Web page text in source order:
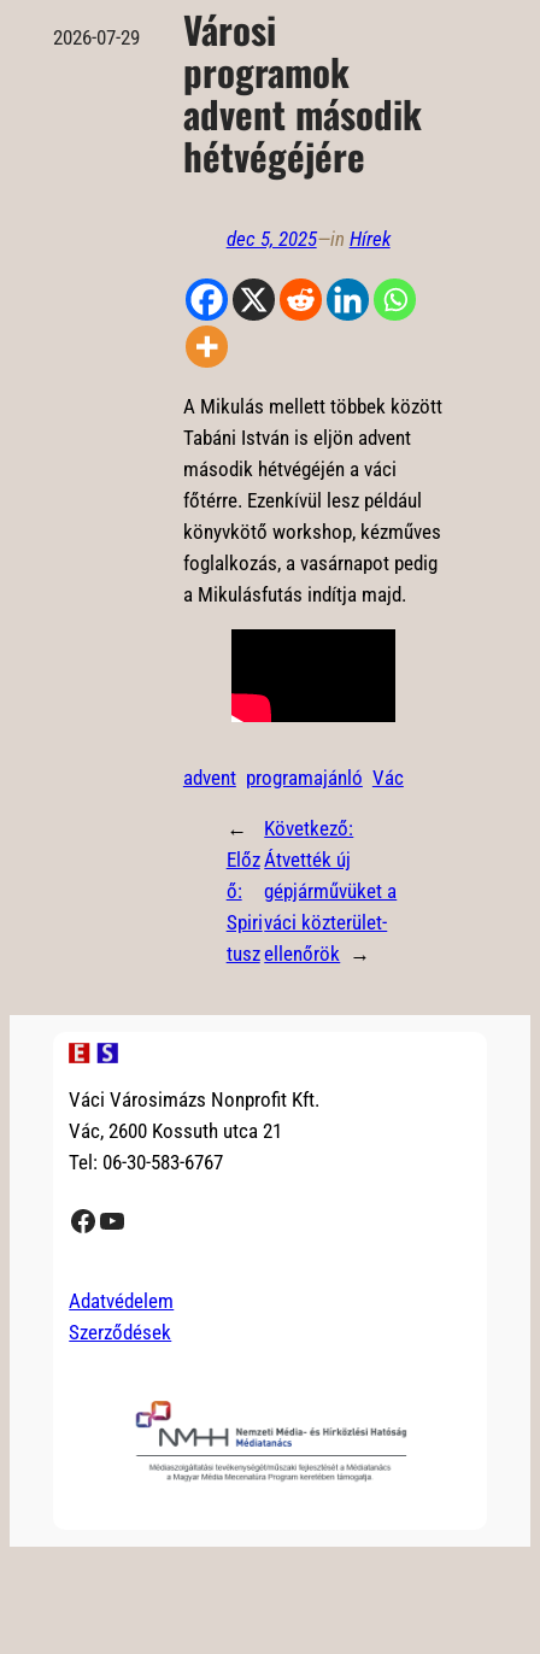
2026-07-29 Városi
programok
advent második
hétvégéjére
dec 5, 2025—in Hírek
A Mikulás mellett többek között
Tabáni István is eljön advent
második hétvégéjén a váci
főtérre. Ezenkívül lesz például
könyvkötő workshop, kézműves
foglalkozás, a vasárnapot pedig
a Mikulásfutás indítja majd.
advent programajánló Vác
←
Előz
ő:
Spiri
tusz
Következő:
Átvették új
gépjárművüket a
váci közterület-
ellenőrök →
Váci Városimázs Nonprofit Kft.
Vác, 2600 Kossuth utca 21
Tel: 06-30-583-6767
Facebook YouTube
Adatvédelem
Szerződések